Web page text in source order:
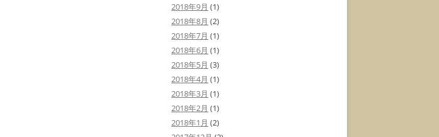
2018年9月 (1)
2018年8月 (2)
2018年7月 (1)
2018年6月 (1)
2018年5月 (3)
2018年4月 (1)
2018年3月 (1)
2018年2月 (1)
2018年1月 (2)